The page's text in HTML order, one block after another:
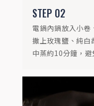
STEP 02
電鍋內鍋放入小卷
撒上玫瑰鹽、純白
中蒸約10分鐘，避
粉攪拌均勻。